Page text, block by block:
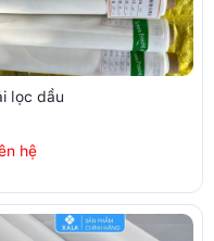
lọc dầu
hệ